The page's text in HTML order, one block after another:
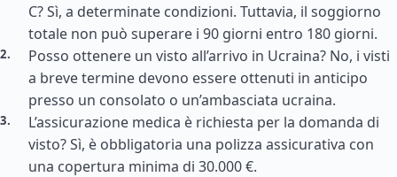
C? Sì, a determinate condizioni. Tuttavia, il soggiorno
totale non può superare i 90 giorni entro 180 giorni.
Posso ottenere un visto all’arrivo in Ucraina? No, i visti
a breve termine devono essere ottenuti in anticipo
presso un consolato o un’ambasciata ucraina.
L’assicurazione medica è richiesta per la domanda di
visto? Sì, è obbligatoria una polizza assicurativa con
una copertura minima di 30.000 €.